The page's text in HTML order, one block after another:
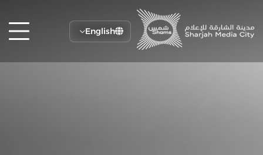
English